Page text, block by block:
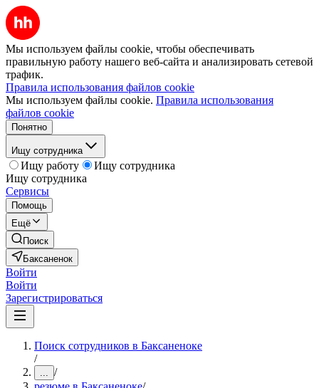
Мы используем файлы cookie, чтобы обеспечивать
правильную работу нашего веб-сайта и анализировать сетевой
трафик.
Правила использования файлов cookie
Мы используем файлы cookie. Правила использования
файлов cookie
Понятно
Ищу сотрудника
Ищу работу
Ищу сотрудника
Ищу сотрудника
Сервисы
Помощь
Ещё
Поиск
Баксаненок
Войти
Войти
Зарегистрироваться
Поиск сотрудников в Баксаненоке
/
... /